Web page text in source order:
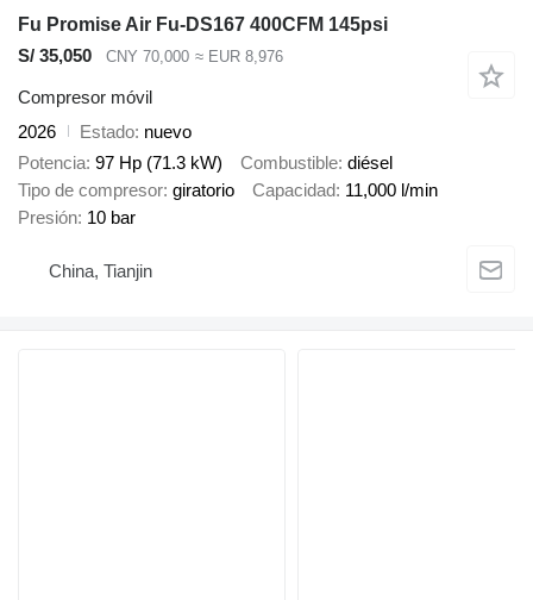
Fu Promise Air Fu-DS167 400CFM 145psi
S/ 35,050
CNY 70,000 ≈ EUR 8,976
Compresor móvil
2026
Estado nuevo
Potencia 97 Hp (71.3 kW) Combustible diésel
Tipo de compresor giratorio Capacidad 11,000 l/min
Presión 10 bar
China, Tianjin